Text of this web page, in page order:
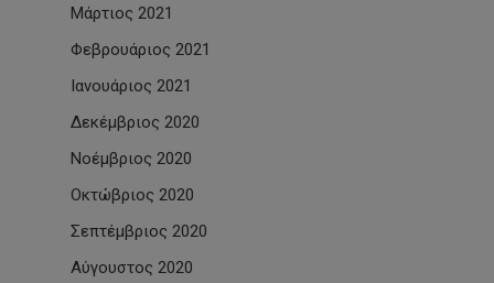
Μάρτιος 2021
Φεβρουάριος 2021
Ιανουάριος 2021
Δεκέμβριος 2020
Νοέμβριος 2020
Οκτώβριος 2020
Σεπτέμβριος 2020
Αύγουστος 2020